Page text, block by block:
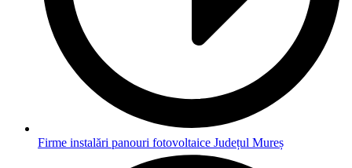
Firme instalări panouri fotovoltaice Județul Mureș